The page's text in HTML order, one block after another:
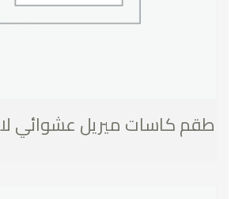
طقم كاسات ميريل عشوائي لاستر